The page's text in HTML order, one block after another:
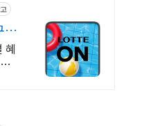
매
혜